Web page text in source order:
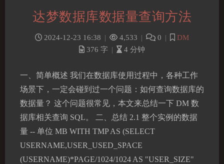
达梦数据库数据量查询方法
2024-12-23 16:38 | 4,533 | 0 |
DM
376 字 | 4 分钟
一、简单概述 我们在数据库使用过程中，各种工作
场景下，一定会碰到过一个问题：如何查询数据库的
数据量？ 这个问题很常见，本文来总结一下 DM 数
据库相关查询 SQL。 二、总结 2.1 整个实例的数据
量 -- 单位 MB WITH TMP AS (SELECT
USERNAME,USER_USED_SPACE
(USERNAME)*PAGE/1024/1024 AS "USER_SIZE"